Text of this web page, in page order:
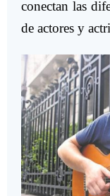
conectan las
de actores y